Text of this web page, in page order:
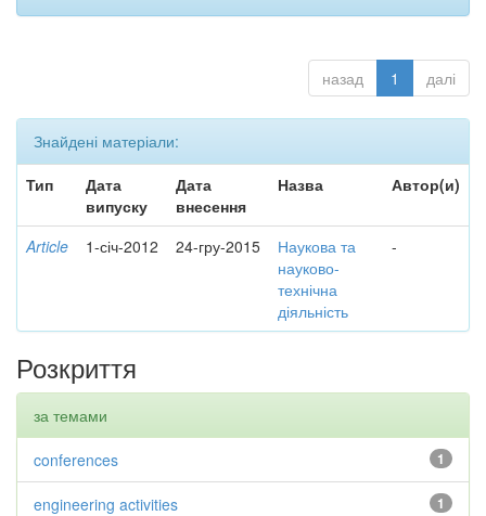
назад 1 далі
Знайдені матеріали:
Тип
Дата
випуску
Дата
внесення
Назва Автор(и)
Article 1-січ-2012 24-гру-2015
Наукова та
науково-
технічна
діяльність
-
Розкриття
за темами
1
conferences
1
engineering activities